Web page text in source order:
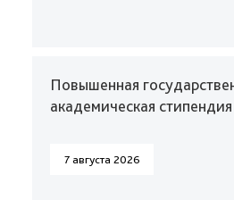
Повышенная
академическая стипендия
7 августа 2026